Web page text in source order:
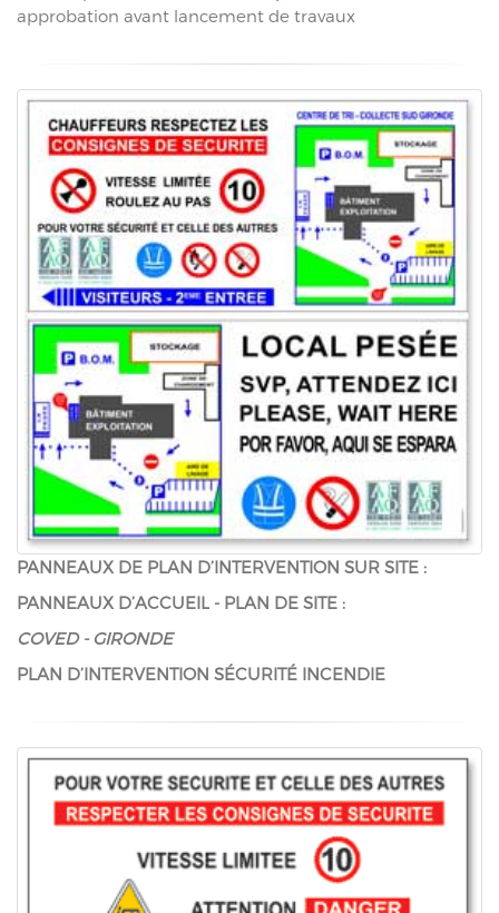
approbation avant lancement de travaux
PANNEAUX DE PLAN D’INTERVENTION SUR SITE :
PANNEAUX D’ACCUEIL - PLAN DE SITE :
COVED - GIRONDE
PLAN D’INTERVENTION SÉCURITÉ INCENDIE